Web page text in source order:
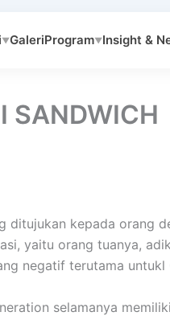
▼GaleriProgram▼Insight &
SANDWICH
ditujukan kepada orang
yaitu orang tuanya,
negatif terutama untukl
selamanya